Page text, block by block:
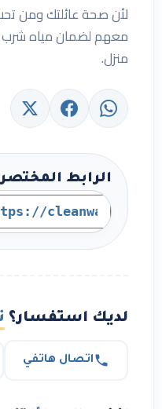
لأن صحة عائلتك ومن
معهم لضمان مياه شرب
منزل.
الرابط
لديك استفسار؟
اتصال هاتفي